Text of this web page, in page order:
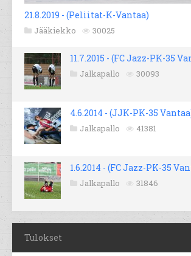
21.8.2019 - (Peliitat-K-Vantaa)
Jääkiekko 30025
11.7.2015 - (FC Jazz-PK-35
Jalkapallo 30093
4.6.2014 - (JJK-PK-35
Jalkapallo 41381
1.6.2014 - (FC Jazz-PK-35
Jalkapallo 31846
Tulokset